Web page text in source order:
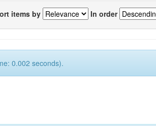
items by In order
0.002 seconds).